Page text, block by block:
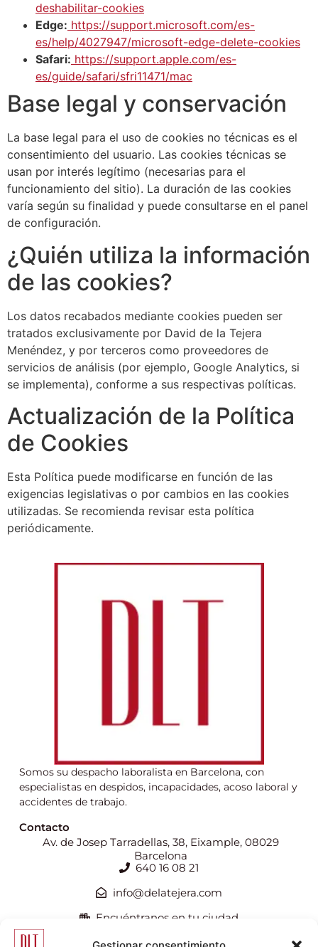
deshabilitar-cookies
Edge: https://support.microsoft.com/es-
es/help/4027947/microsoft-edge-delete-cookies
Safari: https://support.apple.com/es-
es/guide/safari/sfri11471/mac
Base legal y conservación
La base legal para el uso de cookies no técnicas es el
consentimiento del usuario. Las cookies técnicas se
usan por interés legítimo (necesarias para el
funcionamiento del sitio). La duración de las cookies
varía según su finalidad y puede consultarse en el panel
de configuración.
¿Quién utiliza la información
de las cookies?
Los datos recabados mediante cookies pueden ser
tratados exclusivamente por David de la Tejera
Menéndez, y por terceros como proveedores de
servicios de análisis (por ejemplo, Google Analytics, si
se implementa), conforme a sus respectivas políticas.
Actualización de la Política
de Cookies
Esta Política puede modificarse en función de las
exigencias legislativas o por cambios en las cookies
utilizadas. Se recomienda revisar esta política
periódicamente.
Somos su despacho laboralista en Barcelona, con
especialistas en despidos, incapacidades, acoso laboral y
accidentes de trabajo.
Contacto
Av. de Josep Tarradellas, 38, Eixample, 08029
Barcelona
640 16 08 21
info@delatejera.com
Encuéntranos en tu ciudad